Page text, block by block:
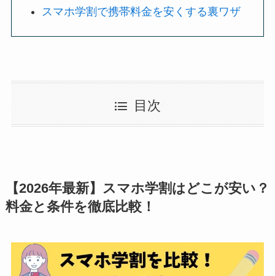
スマホ学割で携帯料金を安くする裏ワザ
目次
【2026年最新】スマホ学割はどこが安い？
料金と条件を徹底比較！